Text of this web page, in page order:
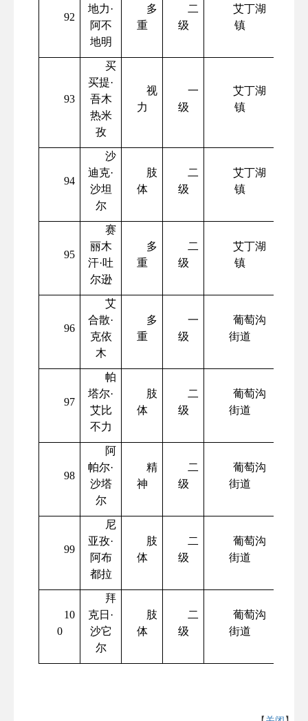
92
地力·
阿不
地明
多
重
二
级
艾丁湖
镇
93
买
买提·
吾木
热米
孜
视
力
一
级
艾丁湖
镇
94
沙
迪克·
沙坦
尔
肢
体
二
级
艾丁湖
镇
95
赛
丽木
汗·吐
尔逊
多
重
二
级
艾丁湖
镇
96
艾
合散·
克依
木
多
重
一
级
葡萄沟
街道
97
帕
塔尔·
艾比
不力
肢
体
二
级
葡萄沟
街道
98
阿
帕尔·
沙塔
尔
精
神
二
级
葡萄沟
街道
99
尼
亚孜·
阿布
都拉
肢
体
二
级
葡萄沟
街道
10
0
拜
克日 ·
沙它
尔
肢
体
二
级
葡萄沟
街道